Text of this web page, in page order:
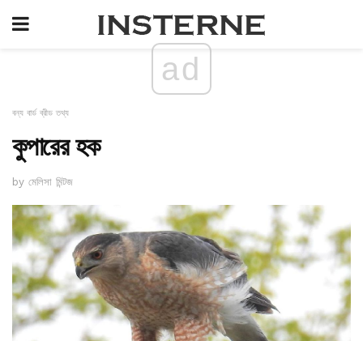
ad
বন্য বার্ড ব্রীড তথ্য
কুপারের হক
by মেলিসা মিন্টজ